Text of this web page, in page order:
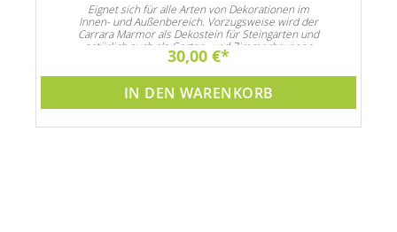
Eignet sich für alle Arten von Dekorationen im
Innen- und Außenbereich. Vorzugsweise wird der
Carrara Marmor als Dekostein für Steingarten und
natürlich auch als Garten- und Zimmerbrunnen
Dekoration verwendet
30,00 €
IN DEN WARENKORB